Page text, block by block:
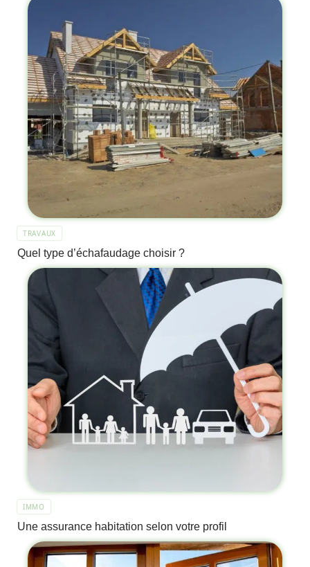
TRAVAUX
Quel type d’échafaudage choisir ?
IMMO
Une assurance habitation selon votre profil